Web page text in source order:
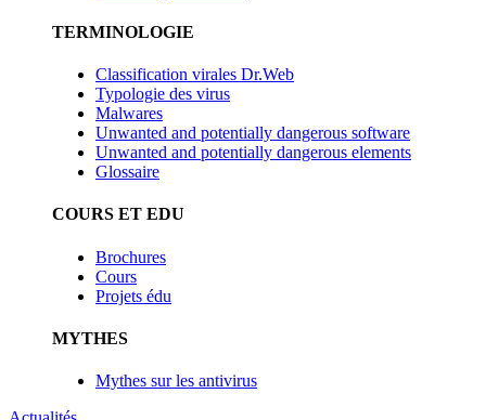
TERMINOLOGIE
Classification virales Dr.Web
Typologie des virus
Malwares
Unwanted and potentially dangerous software
Unwanted and potentially dangerous elements
Glossaire
COURS ET EDU
Brochures
Cours
Projets édu
MYTHES
Mythes sur les antivirus